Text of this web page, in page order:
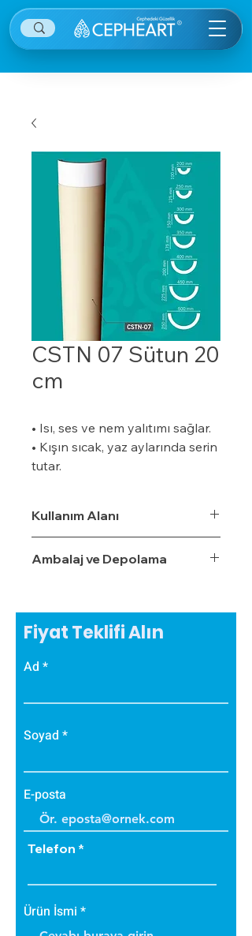
CSTN 07 Sütun 20
cm
• Isı, ses ve nem yalıtımı sağlar.
• Kışın sıcak, yaz aylarında serin
tutar.
• Boyalı veya boyasız tüm
yüzeylere uygulanabilir.
• Uygulaması kolaydır.
• Ekonomiktir.
• Zamanla izolasyon özelliğini
• Darbe emici özelliğe sahiptir.
• B1 sınıfı alev yürütmez tiptedir.
• Dayanıklıdır.
• İç ve dış cephede
uygulanabilir.
• Üzerine boya yapılabilir.
Kullanım Alanı
Ambalaj ve Depolama
Fiyat Teklifi Alın
Ad
Soyad
E-posta
Telefon
Ürün İsmi